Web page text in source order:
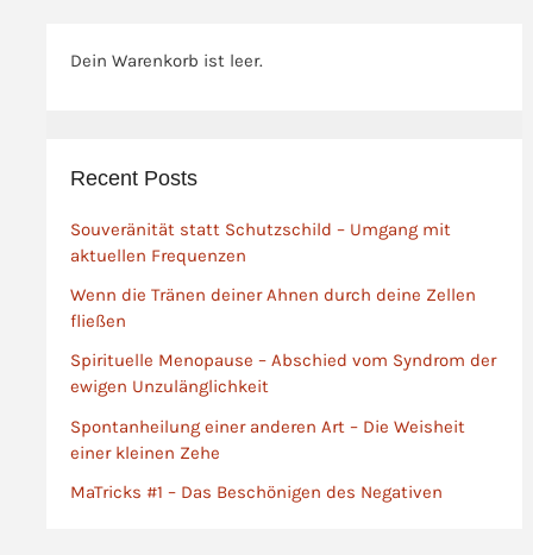
zu verschieben, um
Impulse und
denen wir so lange
gesucht, auf die wir
gewartet haben,
befinden sich oft in
unserer
unmittelbaren Nähe
warten auf einen
Augenblick, wenn
Schichten von
Dein Warenkorb ist leer.
Recent Posts
Souveränität statt Schutzschild – Umgang mit
aktuellen Frequenzen
Wenn die Tränen deiner Ahnen durch deine Zellen
fließen
Spirituelle Menopause – Abschied vom Syndrom der
ewigen Unzulänglichkeit
Spontanheilung einer anderen Art – Die Weisheit
einer kleinen Zehe
MaTricks #1 – Das Beschönigen des Negativen